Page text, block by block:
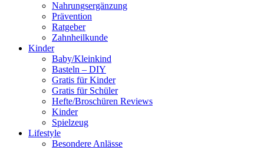
Nahrungsergänzung
Prävention
Ratgeber
Zahnheilkunde
Kinder
Baby/Kleinkind
Basteln – DIY
Gratis für Kinder
Gratis für Schüler
Hefte/Broschüren Reviews
Kinder
Spielzeug
Lifestyle
Besondere Anlässe